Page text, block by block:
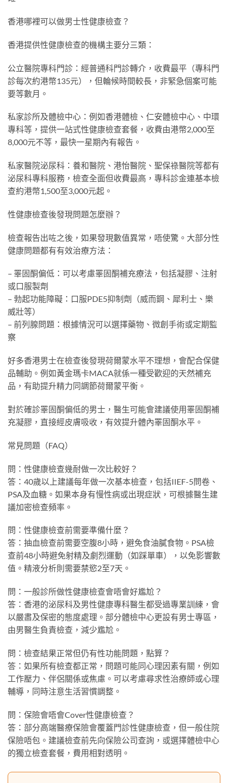
香港哪裡可以做男士性健康檢查？
香港提供性健康檢查的機構主要分三類：
公立醫院專科門診：經普通科門診轉介，收費最平（專科門
診每次約港幣135元），但輪候時間較長，非緊急個案可能
要等數月。
私家診所及體檢中心：例如香港體檢、仁安體檢中心、中環
專科等，提供一站式性健康檢查套餐，收費由港幣2,000至
8,000元不等，最快一星期內有報告。
私家醫院泌尿科：養和醫院、港怡醫院、聖保祿醫院等都有
泌尿科專科服務，檢查全面但收費最高，專科診金連基本檢
查約港幣1,500至3,000元起。
性健康檢查後發現問題怎麼辦？
檢查報告出咗之後，如果發現數值異常，唔使驚。大部分性
健康問題都有有效治療方法：
– 睪固酮偏低：可以考慮睪固酮補充療法，包括凝膠、注射
或口服製劑
– 勃起功能障礙：口服PDE5抑制劑（威而鋼、犀利士、樂
威壯等）
– 前列腺問題：根據情況可以選擇藥物、微創手術或定期監
察
好多香港男士在檢查後發現荷爾蒙水平不理想，會配合保健
品輔助。例如黃金瑪卡MACA就係一種受歡迎的天然補充
品，有助提升精力同調節荷爾蒙平衡。
對於確診睪固酮偏低的男士，醫生可能會建議使用睪固酮補
充凝膠，直接經皮膚吸收，有效提升體內睪固酮水平。
常見問題（FAQ）
問：性健康檢查幾耐做一次比較好？
答：40歲以上建議每年做一次基本檢查，包括IIEF-5問卷、
PSA及血糖。如果本身有慢性病或出現症狀，可根據醫生建
議加密檢查頻率。
問：性健康檢查前需要準備什麼？
答：抽血檢查前需要空腹8小時，避免食油膩食物。PSA檢
查前48小時避免射精及劇烈運動（如踩單車），以免影響數
值。精液分析則需要禁慾2至7天。
問：一般診所做性健康檢查會唔會好尷尬？
答：香港的泌尿科及男性健康專科醫生都受過專業訓練，會
以嚴肅及保密的態度處理。部分體檢中心更設有男士專區，
由男醫生負責檢查，減少尷尬。
問：檢查結果正常但仍有性功能問題，點算？
答：如果所有檢查都正常，問題可能同心理因素有關，例如
工作壓力、伴侶關係或焦慮。可以考慮尋求性治療師或心理
輔導，同時注意生活習慣調整。
問：保險會唔會Cover性健康檢查？
答：部分高端醫療保險會覆蓋門診性健康檢查，但一般住院
保險唔包。建議檢查前先向保險公司查詢，或選擇體檢中心
的獨立檢查套餐，費用相對透明。